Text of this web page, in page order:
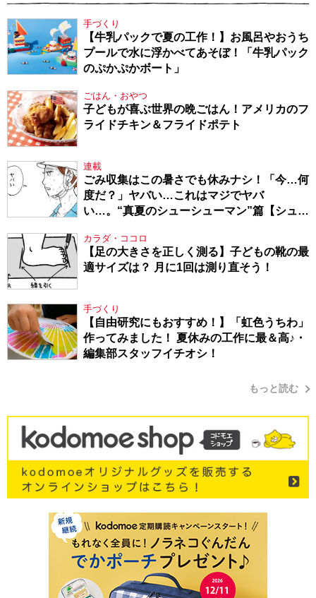
手づくり
【牛乳パックで夏の工作！】お風呂やおうち
プールで水に浮かべてあそぼ！「牛乳パック
のぷかぷかボート」
ごはん・おやつ
子どもが喜ぶ世界の晩ごはん！アメリカのフ
ライドチキン＆フライドポテト
連載
ごみ収集はこの暑さでも休みナシ！「今…何
度だ？」ヤバい…これはマジでヤバ
い…。“真夏のシューシューマン”篇【シュー
カラダ・ココロ
【足の大きさを正しく測る】子どもの靴の最
適サイズは？ 月に1回は測り直そう！
手づくり
【自由研究にもおすすめ！】「虹色うちわ」
作ってみました！ 夏休みの工作に最＆高♪・
編集部スタッフイチオシ！
もっと読む